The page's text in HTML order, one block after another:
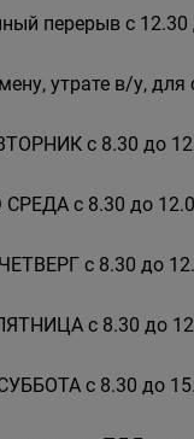
перерыв с 12.30
утрате в/у,
с 8.30 до
СРЕДА с 8.30 до
с 8.30 до
с 8.30 до
с 8.30 до